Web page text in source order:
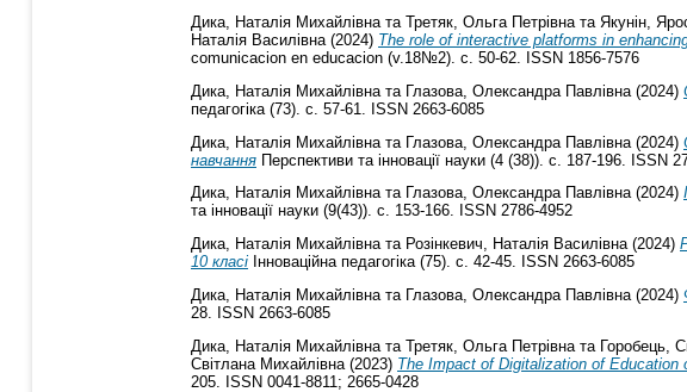
Дика, Наталія Михайлівна та Третяк, Ольга Петрівна та Якунін,
Наталія Василівна (2024) The role of interactive platforms in
comunicacion en educacion (v.18№2). с. 50-62. ISSN 1856-7576
Дика, Наталія Михайлівна та Глазова, Олександра Павлівна (2024)
педагогіка (73). с. 57-61. ISSN 2663-6085
Дика, Наталія Михайлівна та Глазова, Олександра Павлівна (2024)
навчання Перспективи та інновації науки (4 (38)). с. 187-196. ISSN
Дика, Наталія Михайлівната Глазова, Олександра Павлівна(2024)
та інновації науки (9(43)). с. 153-166. ISSN 2786-4952
Дика, Наталія Михайлівната Розінкевич, Наталія Василівна(2024)
10 класі Інноваційна педагогіка (75). с. 42-45. ISSN 2663-6085
Дика, Наталія Михайлівна та Глазова, Олександра Павлівна (2024)
28. ISSN 2663-6085
Дика, Наталія Михайлівна та Третяк, Ольга Петрівна та Горобець,
Світлана Михайлівна (2023) The Impact of Digitalization of Education
205. ISSN 0041-8811; 2665-0428